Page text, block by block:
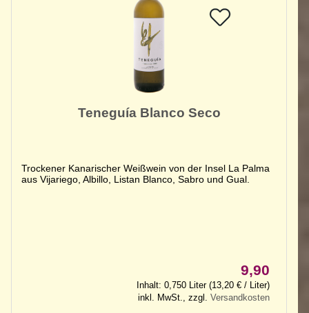
Teneguía Blanco Seco
Trockener Kanarischer Weißwein von der Insel La Palma
aus Vijariego, Albillo, Listan Blanco, Sabro und Gual.
9,90
Inhalt: 0,750 Liter (13,20 € / Liter)
inkl. MwSt., zzgl.Versandkosten